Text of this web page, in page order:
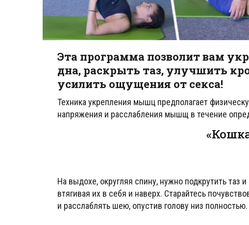
Эта программа позволит вам
дна, раскрыть таз, улучшить
усилить ощущения от секса!
Техника укрепления мышц предполагает
напряжения и расслабления мышщ в течение
На выдохе, округляя спину, нужно подкрутить таз
втягивая их в себя и наверх. Старайтесь
и расслаблять шею, опустив голову низ полностью.